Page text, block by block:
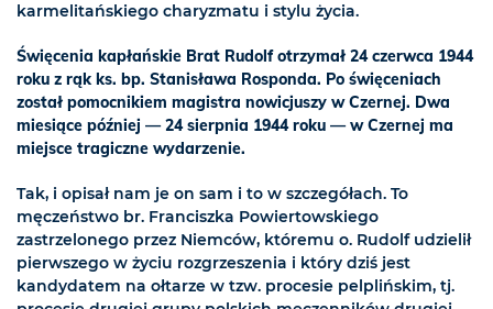
karmelitańskiego charyzmatu i stylu życia.
Święcenia kapłańskie Brat Rudolf otrzymał 24 czerwca 1944
roku z rąk ks. bp. Stanisława Rosponda. Po święceniach
został pomocnikiem magistra nowicjuszy w Czernej. Dwa
miesiące później — 24 sierpnia 1944 roku — w Czernej ma
miejsce tragiczne wydarzenie.
Tak, i opisał nam je on sam i to w szczegółach. To
męczeństwo br. Franciszka Powiertowskiego
zastrzelonego przez Niemców, któremu o. Rudolf udzielił
pierwszego w życiu rozgrzeszenia i który dziś jest
kandydatem na ołtarze w tzw. procesie pelplińskim, tj.